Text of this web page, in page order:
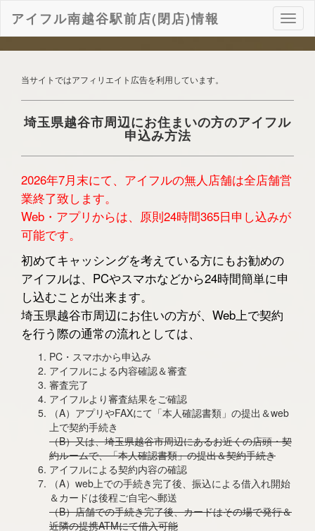
ナ
ビ
ゲ
ン
アイフル南越谷駅前店(閉店)情報
当サイトではアフィリエイト広告を利用しています。
埼玉県越谷市周辺にお住まいの方のアイフル
申込み方法
2026年7月末にて、アイフルの無人店舗は全店舗営
業終了致します。
Web・アプリからは、原則24時間365日申し込みが
可能です。
初めてキャッシングを考えている方にもお勧めの
アイフルは、PCやスマホなどから24時間簡単に申
し込むことが出来ます。
埼玉県越谷市周辺にお住いの方が、Web上で契約
を行う際の通常の流れとしては、
PC・スマホから申込み
アイフルによる内容確認＆審査
審査完了
アイフルより審査結果をご確認
（A）アプリやFAXにて「本人確認書類」の提出＆web
上で契約手続き
（B）又は、埼玉県越谷市周辺にあるお近くの店頭・契
約ルームで、「本人確認書類」の提出＆契約手続き
アイフルによる契約内容の確認
（A）web上での手続き完了後、振込による借入れ開始
＆カードは後程ご自宅へ郵送
（B）店舗での手続き完了後、カードはその場で発行＆
近隣の提携ATMにて借入可能